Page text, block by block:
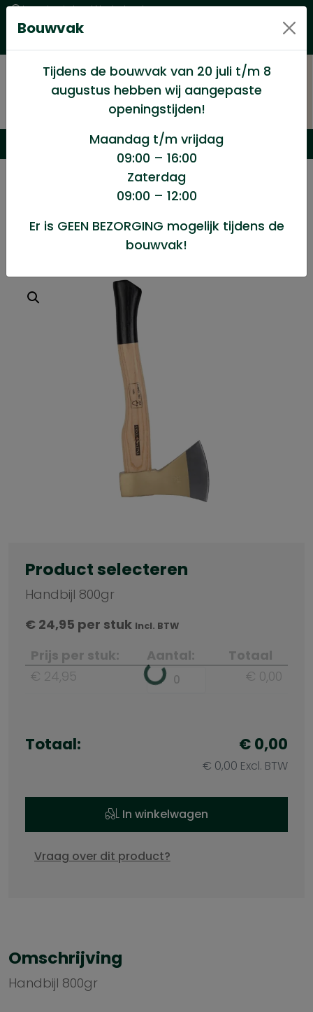
Levering in heel Nederland
Goede kwaliteitsproducten met een eerlijke prijs
Gereedschappen huis en tuin
Handbijl 800gr
Product selecteren
Handbijl 800gr
€ 24,95 per stuk Incl. BTW
Prijs per stuk: Aantal:
Totaal
€ 24,95
€ 0,00
Totaal: € 0,00
€ 0,00 Excl. BTW
In winkelwagen
Vraag over dit product?
Omschrijving
Handbijl 800gr
Bouwvak
Tijdens de bouwvak van 20 juli t/m 8
augustus hebben wij aangepaste
openingstijden!
Maandag t/m vrijdag
09:00 – 16:00
Zaterdag
09:00 – 12:00
Er is GEEN BEZORGING mogelijk tijdens de
bouwvak!